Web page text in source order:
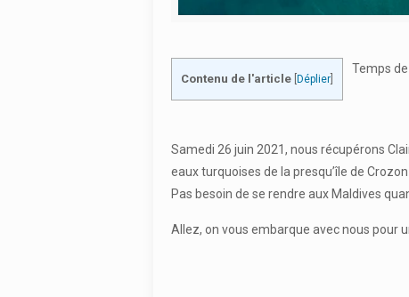
Contenu de l'article Déplier]
Temps
Samedi 26 juin 2021, nous récupérons
eaux turquoises de la presqu’île de
Pas besoin de se rendre aux Maldives
Allez, on vous embarque avec nous pour